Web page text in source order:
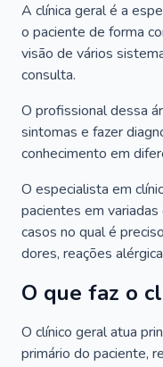
A clínica geral é a
o paciente de forma
visão de vários
consulta.
O profissional dessa
sintomas e fazer
conhecimento em
O especialista em
pacientes em
casos no qual é
dores, reações
O que faz o
O clínico geral atua
primário do paciente,